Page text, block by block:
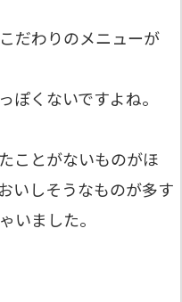
だわりのメニューが
ぽくないですよね。
ことがないものがほ
いしそうなものが多す
いました。